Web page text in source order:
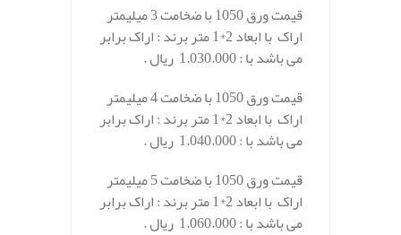
قیمت ورق 1050 با ضخامت 3 میلیمتر
اراک با ابعاد 2*1 متر برند : اراک برابر
می باشد با : 1.030.000 ریال .
قیمت ورق 1050 با ضخامت 4 میلیمتر
اراک با ابعاد 2*1 متر برند : اراک برابر
می باشد با : 1.040.000 ریال .
قیمت ورق 1050 با ضخامت 5 میلیمتر
اراک با ابعاد 2*1 متر برند : اراک برابر
می باشد با : 1.060.000 ریال .